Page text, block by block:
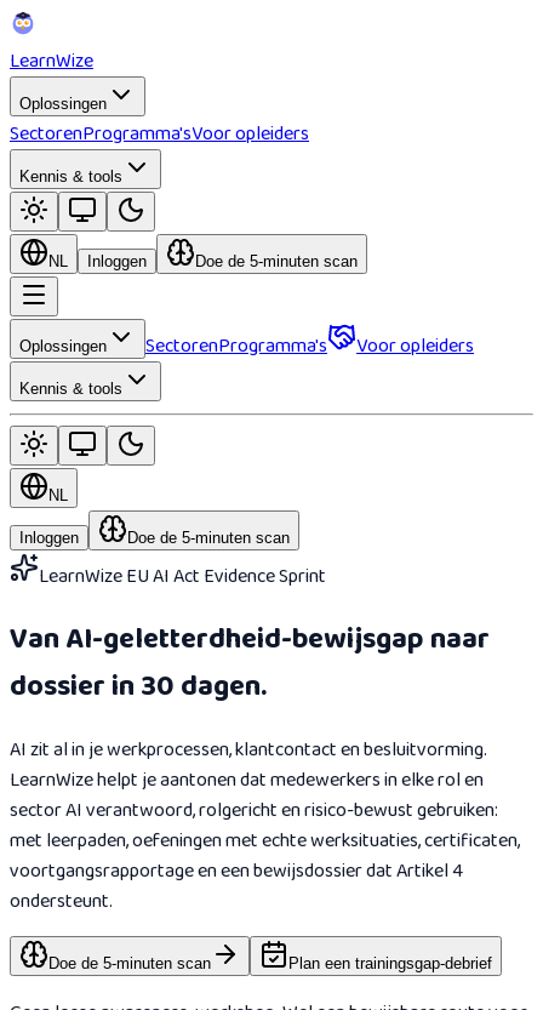
LearnWize
Oplossingen
SectorenProgramma'sVoor opleiders
Kennis & tools
NL Inloggen Doe de 5-minuten scan
Oplossingen SectorenProgramma's Voor opleiders
Kennis & tools
NL
Inloggen Doe de 5-minuten scan
LearnWize EU AI Act Evidence Sprint
Van AI-geletterdheid-bewijsgap naar
dossier in 30 dagen.
AI zit al in je werkprocessen, klantcontact en besluitvorming.
LearnWize helpt je aantonen dat medewerkers in elke rol en
sector AI verantwoord, rolgericht en risico-bewust gebruiken:
met leerpaden, oefeningen met echte werksituaties, certificaten,
voortgangsrapportage en een bewijsdossier dat Artikel 4
ondersteunt.
Doe de 5-minuten scan Plan een trainingsgap-debrief